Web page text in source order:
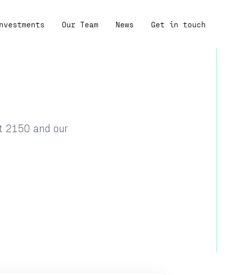
Our Team News Get in touch
2150 and our